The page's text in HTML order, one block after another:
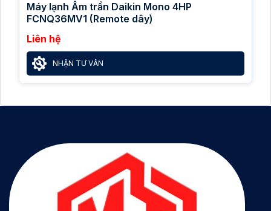
Máy lạnh Âm trần Daikin Mono 4HP
FCNQ36MV1 (Remote dây)
Liên hệ
NHẬN TƯ VẤN